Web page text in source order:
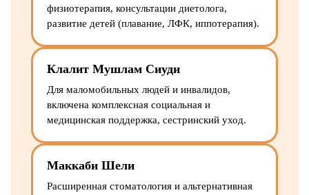
физиотерапия, консультации диетолога,
развитие детей (плавание, ЛФК, иппотерапия).
Клалит Мушлам Сиуди
Для маломобильных людей и инвалидов,
включена комплексная социальная и
медицинская поддержка, сестринский уход.
Маккаби Шели
Расширенная стоматология и альтернативная